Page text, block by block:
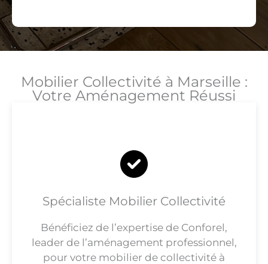
Mobilier Collectivité à Marseille :
Votre Aménagement Réussi
Spécialiste Mobilier Collectivité
Bénéficiez de l’expertise de Conforel,
leader de l’aménagement professionnel,
pour votre mobilier de collectivité à